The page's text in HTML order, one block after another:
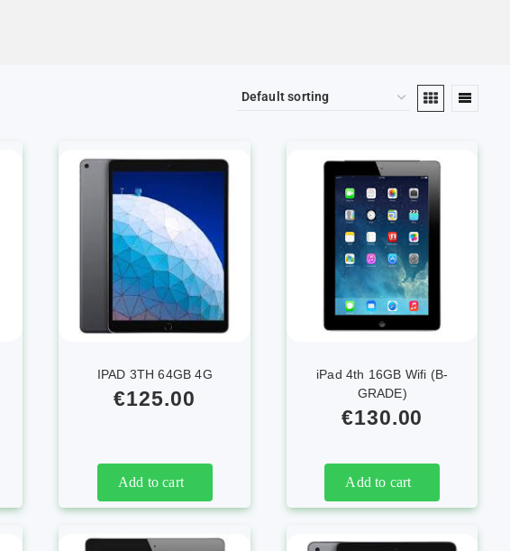
IPAD 3TH 64GB 4G
€125.00
Add to cart
iPad 4th 16GB Wifi (B-
GRADE)
€130.00
Add to cart